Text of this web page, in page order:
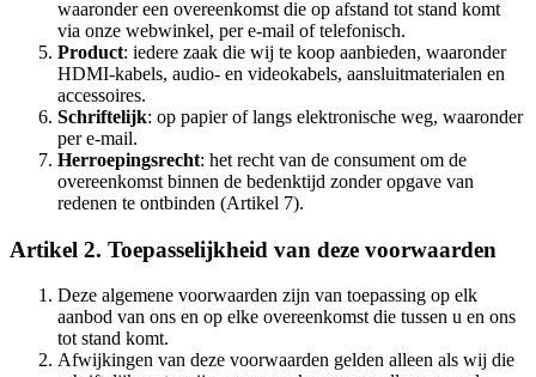
waaronder een overeenkomst die op afstand tot stand komt
via onze webwinkel, per e-mail of telefonisch.
Product: iedere zaak die wij te koop aanbieden, waaronder
HDMI-kabels, audio- en videokabels, aansluitmaterialen en
accessoires.
Schriftelijk: op papier of langs elektronische weg, waaronder
per e-mail.
Herroepingsrecht: het recht van de consument om de
overeenkomst binnen de bedenktijd zonder opgave van
redenen te ontbinden (Artikel 7).
Artikel 2. Toepasselijkheid van deze voorwaarden
Deze algemene voorwaarden zijn van toepassing op elk
aanbod van ons en op elke overeenkomst die tussen u en ons
tot stand komt.
Afwijkingen van deze voorwaarden gelden alleen als wij die